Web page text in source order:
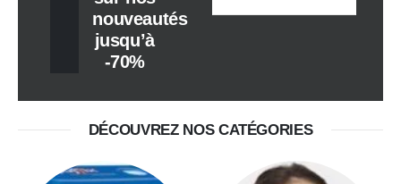
nouveautés
jusqu’à
-70%
DÉCOUVREZ NOS CATÉGORIES